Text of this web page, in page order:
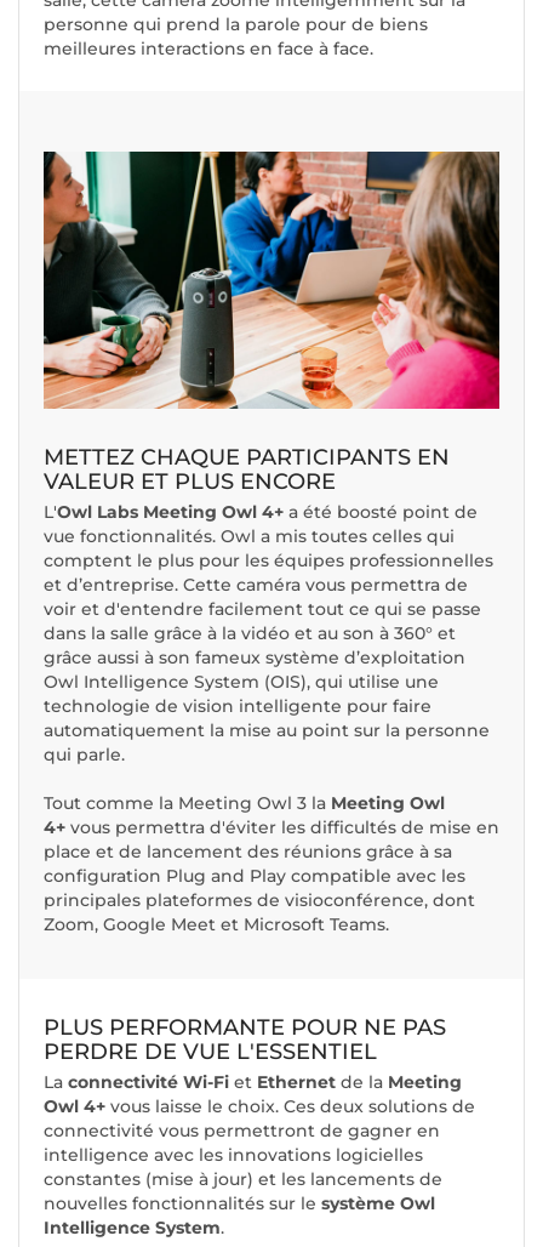
personne qui prend la parole pour de biens
meilleures interactions en face à face.
METTEZ CHAQUE PARTICIPANTS EN
VALEUR ET PLUS ENCORE
L'Owl Labs Meeting Owl 4+ a été boosté point de
vue fonctionnalités. Owl a mis toutes celles qui
comptent le plus pour les équipes professionnelles
et d’entreprise. Cette caméra vous permettra de
voir et d'entendre facilement tout ce qui se passe
dans la salle grâce à la vidéo et au son à 360° et
grâce aussi à son fameux système d’exploitation
Owl Intelligence System (OIS), qui utilise une
technologie de vision intelligente pour faire
automatiquement la mise au point sur la personne
qui parle.
Tout comme la Meeting Owl 3 la Meeting Owl
4+ vous permettra d'éviter les difficultés de mise en
place et de lancement des réunions grâce à sa
configuration Plug and Play compatible avec les
principales plateformes de visioconférence, dont
Zoom, Google Meet et Microsoft Teams.
PLUS PERFORMANTE POUR NE PAS
PERDRE DE VUE L'ESSENTIEL
La connectivité Wi-Fi et Ethernet de la Meeting
Owl 4+ vous laisse le choix. Ces deux solutions de
connectivité vous permettront de gagner en
intelligence avec les innovations logicielles
constantes (mise à jour) et les lancements de
nouvelles fonctionnalités sur le système Owl
Intelligence System.